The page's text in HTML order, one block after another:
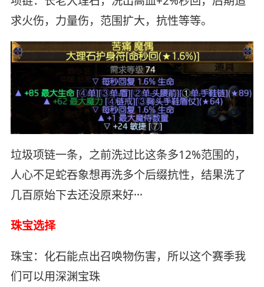
求火伤，力量伤，范围扩大，抗性等等。
垃圾项链一条，之前洗过比这条多12%范围的，
人心不足蛇吞象想再洗多个后缀抗性，结果洗了
几百原始下去还没原来好···
珠宝选择
珠宝：化石能点出召唤物伤害，所以这个赛季我
们可以用深渊宝珠